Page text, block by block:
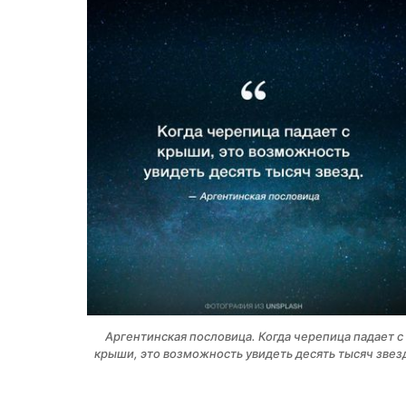
Аргентинская пословица. Когда черепица падает с
крыши, это возможность увидеть десять тысяч